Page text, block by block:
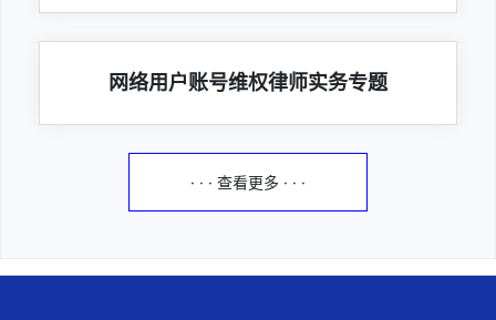
网络用户账号维权律师实务专题
· · · 查看更多 · · ·